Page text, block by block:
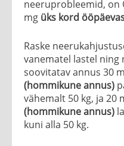
neeruprobleemid, on
mg üks kord
Raske
vanematel lastel ning
soovitatav annus 30
(hommikune annus)
vähemalt 50 kg, ja 20
(hommikune annus)
kuni alla 50 kg.